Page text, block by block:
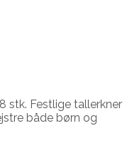
stk. Festlige tallerkner
både børn og